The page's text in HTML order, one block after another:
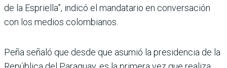
de la Espriella”, indicó el mandatario en conversación
con los medios colombianos.
Peña señaló que desde que asumió la presidencia de la